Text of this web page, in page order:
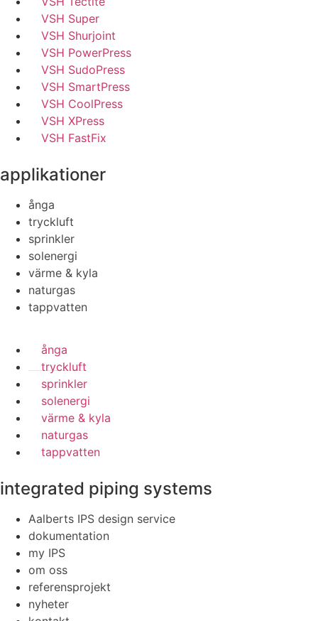
VSH Super
VSH Shurjoint
VSH PowerPress
VSH SudoPress
VSH SmartPress
VSH CoolPress
VSH XPress
VSH FastFix
applikationer
ånga
tryckluft
sprinkler
solenergi
värme & kyla
naturgas
tappvatten
ånga
tryckluft
sprinkler
solenergi
värme & kyla
naturgas
tappvatten
integrated piping systems
Aalberts IPS design service
dokumentation
my IPS
om oss
referensprojekt
nyheter